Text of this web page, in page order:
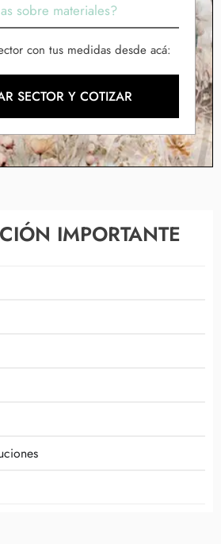
sobre materiales?
con tus medidas desde acá:
SECTOR Y COTIZAR
IMPORTANTE